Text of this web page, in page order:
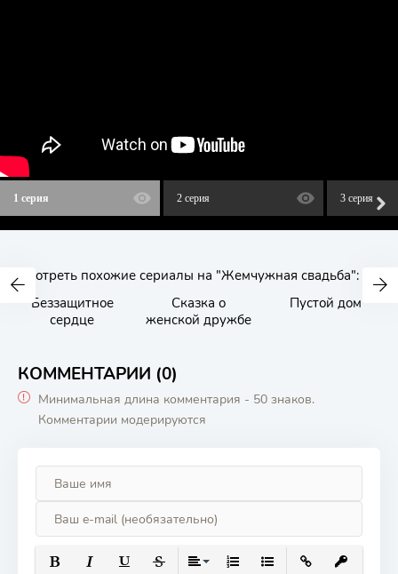
1 серия 2 серия 3 серия
Смотреть похожие сериалы на "Жемчужная свадьба":
Беззащитное
сердце
Сказка о
женской дружбе
Пустой дом
КОММЕНТАРИИ (0)
Минимальная длина комментария - 50 знаков.
Комментарии модерируются
ПОЛУЖИРНЫЙ
КУРСИВПОДЧЕРКНУТЫЙ
ЗАЧЕРКНУТЫЙ
ВЫРАВНИВАНИЕ
НУМЕРОВАННЫЙ СПИСОК
МАРКИРОВАННЫЙ
ВСТАВИТЬ